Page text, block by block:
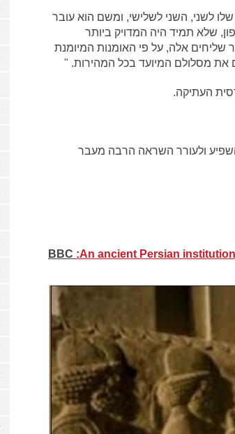
לשני, השני לשלישי, ומשם הוא עובר
שלא תמיד היה המדויק ביותר
אלה, על פי האומנות המיומנת
את מסלולם המיועד בכל המהירות. "
העתיקה.
ולעורר השראה הרבה מעבר
BBC :An ancient Persian